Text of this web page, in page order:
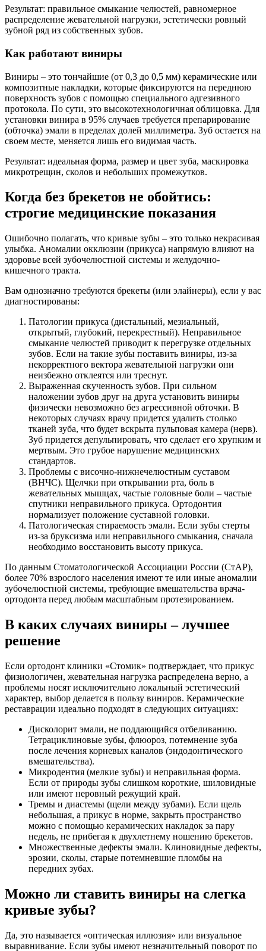
Результат: правильное смыкание челюстей, равномерное
распределение жевательной нагрузки, эстетически ровный
зубной ряд из собственных зубов.
Как работают виниры
Виниры – это тончайшие (от 0,3 до 0,5 мм) керамические или
композитные накладки, которые фиксируются на переднюю
поверхность зубов с помощью специального адгезивного
протокола. По сути, это высокотехнологичная облицовка. Для
установки винира в 95% случаев требуется препарирование
(обточка) эмали в пределах долей миллиметра. Зуб остается на
своем месте, меняется лишь его видимая часть.
Результат: идеальная форма, размер и цвет зуба, маскировка
микротрещин, сколов и небольших промежутков.
Когда без брекетов не обойтись:
строгие медицинские показания
Ошибочно полагать, что кривые зубы – это только некрасивая
улыбка. Аномалии окклюзии (прикуса) напрямую влияют на
здоровье всей зубочелюстной системы и желудочно-
кишечного тракта.
Вам однозначно требуются брекеты (или элайнеры), если у вас
диагностированы:
Патологии прикуса (дистальный, мезиальный,
открытый, глубокий, перекрестный). Неправильное
смыкание челюстей приводит к перегрузке отдельных
зубов. Если на такие зубы поставить виниры, из-за
некорректного вектора жевательной нагрузки они
неизбежно отклеятся или треснут.
Выраженная скученность зубов. При сильном
наложении зубов друг на друга установить виниры
физически невозможно без агрессивной обточки. В
некоторых случаях врачу придется удалить столько
тканей зуба, что будет вскрыта пульповая камера (нерв).
Зуб придется депульпировать, что сделает его хрупким и
мертвым. Это грубое нарушение медицинских
стандартов.
Проблемы с височно-нижнечелюстным суставом
(ВНЧС). Щелчки при открывании рта, боль в
жевательных мышцах, частые головные боли – частые
спутники неправильного прикуса. Ортодонтия
нормализует положение суставной головки.
Патологическая стираемость эмали. Если зубы стерты
из-за бруксизма или неправильного смыкания, сначала
необходимо восстановить высоту прикуса.
По данным Стоматологической Ассоциации России (СтАР),
более 70% взрослого населения имеют те или иные аномалии
зубочелюстной системы, требующие вмешательства врача-
ортодонта перед любым масштабным протезированием.
В каких случаях виниры – лучшее
решение
Если ортодонт клиники «Стомик» подтверждает, что прикус
физиологичен, жевательная нагрузка распределена верно, а
проблемы носят исключительно локальный эстетический
характер, выбор делается в пользу виниров. Керамические
реставрации идеально подходят в следующих ситуациях:
Дисколорит эмали, не поддающийся отбеливанию.
Тетрациклиновые зубы, флюороз, потемнение зуба
после лечения корневых каналов (эндодонтического
вмешательства).
Микродентия (мелкие зубы) и неправильная форма.
Если от природы зубы слишком короткие, шиловидные
или имеют неровный режущий край.
Тремы и диастемы (щели между зубами). Если щель
небольшая, а прикус в норме, закрыть пространство
можно с помощью керамических накладок за пару
недель, не прибегая к двухлетнему ношению брекетов.
Множественные дефекты эмали. Клиновидные дефекты,
эрозии, сколы, старые потемневшие пломбы на
передних зубах.
Можно ли ставить виниры на слегка
кривые зубы?
Да, это называется «оптическая иллюзия» или визуальное
выравнивание. Если зубы имеют незначительный поворот по